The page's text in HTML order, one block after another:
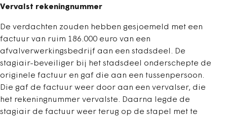
Vervalst rekeningnummer
De verdachten zouden hebben gesjoemeld met een
factuur van ruim 186.000 euro van een
afvalverwerkingsbedrijf aan een stadsdeel. De
stagiair-beveiliger bij het stadsdeel onderschepte de
originele factuur en gaf die aan een tussenpersoon.
Die gaf de factuur weer door aan een vervalser, die
het rekeningnummer vervalste. Daarna legde de
stagiair de factuur weer terug op de stapel met te